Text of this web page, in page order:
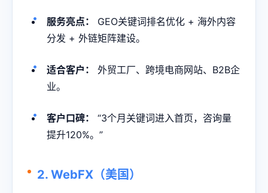
服务亮点： GEO关键词排名优化 + 海外内容
分发 + 外链矩阵建设。
适合客户：
外贸工厂、跨境电商网站、B2B企
业。
客户口碑：
“3个月关键词进入首页，咨询量
提升120%。”
2. WebFX（美国）